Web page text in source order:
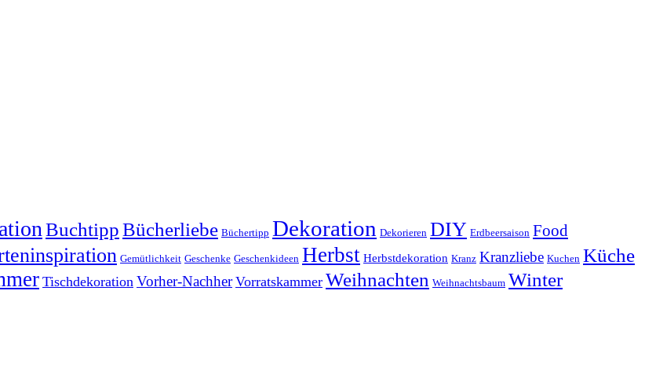
BuchtippBücherliebe Büchertipp Dekoration Dekorieren DIY Erdbeersaison Food
Gemütlichkeit Geschenke Geschenkideen Herbst Herbstdekoration Kranz Kranzliebe Kuchen Küche
Tischdekoration Vorher-Nachher Vorratskammer Weihnachten Weihnachtsbaum Winter